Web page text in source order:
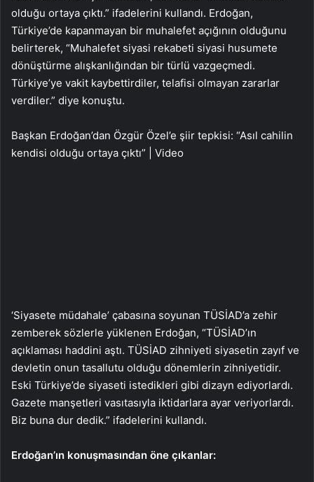
olduğu ortaya çıktı.” ifadelerini kullandı. Erdoğan,
Türkiye’de kapanmayan bir muhalefet açığının olduğunu
belirterek, “Muhalefet siyasi rekabeti siyasi husumete
dönüştürme alışkanlığından bir türlü vazgeçmedi.
Türkiye’ye vakit kaybettirdiler, telafisi olmayan zararlar
verdiler.” diye konuştu.
Başkan Erdoğan’dan Özgür Özel’e şiir tepkisi: “Asıl cahilin
kendisi olduğu ortaya çıktı” | Video
‘Siyasete müdahale’ çabasına soyunan TÜSİAD’a zehir
zemberek sözlerle yüklenen Erdoğan, “TÜSİAD’ın
açıklaması haddini aştı. TÜSİAD zihniyeti siyasetin zayıf ve
devletin onun tasallutu olduğu dönemlerin zihniyetidir.
Eski Türkiye’de siyaseti istedikleri gibi dizayn ediyorlardı.
Gazete manşetleri vasıtasıyla iktidarlara ayar veriyorlardı.
Biz buna dur dedik.” ifadelerini kullandı.
Erdoğan’ın konuşmasından öne çıkanlar: